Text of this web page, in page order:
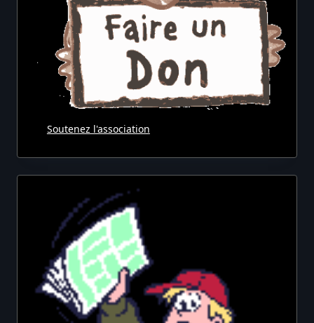
Soutenez l'association